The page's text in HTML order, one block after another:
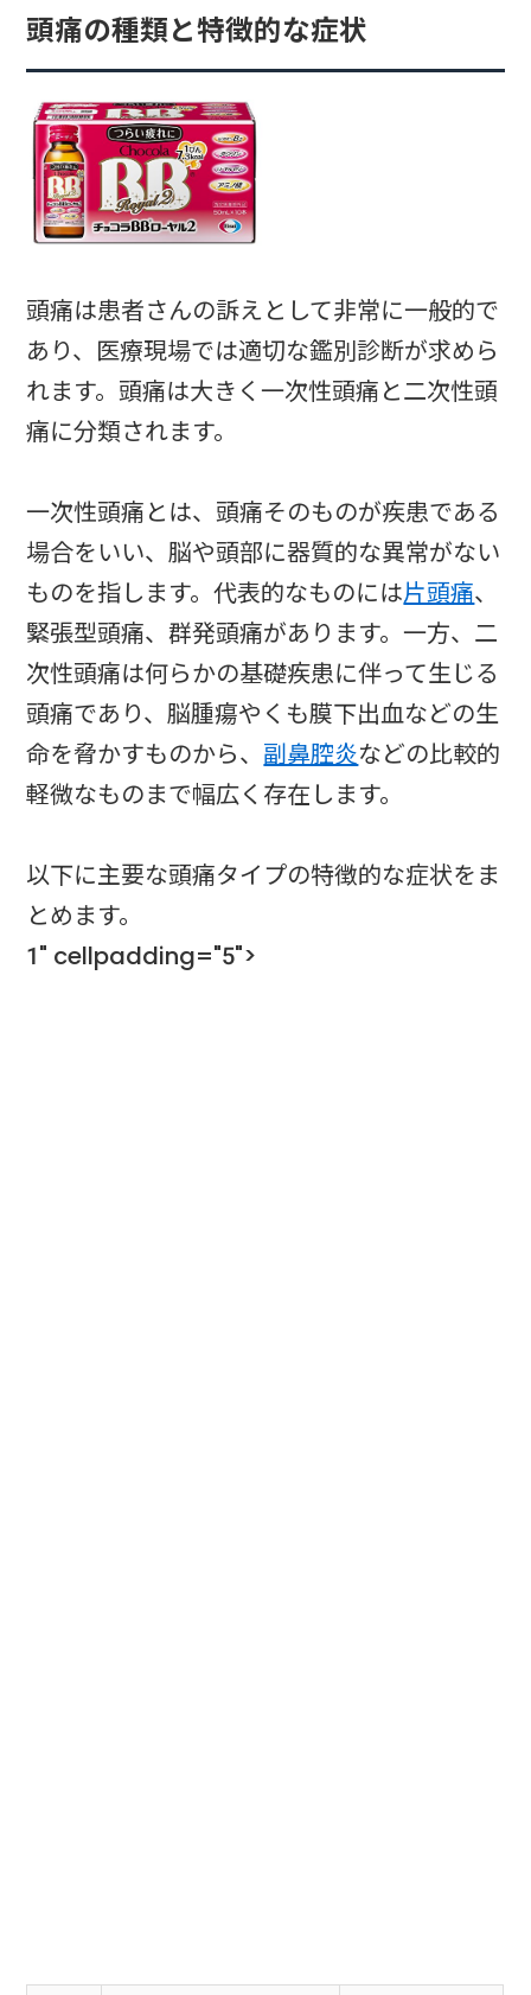
頭痛の種類と特徴的な症状
頭痛は患者さんの訴えとして非常に一般的で
あり、医療現場では適切な鑑別診断が求めら
れます。頭痛は大きく一次性頭痛と二次性頭
痛に分類されます。
一次性頭痛とは、頭痛そのものが疾患である
場合をいい、脳や頭部に器質的な異常がない
ものを指します。代表的なものには片頭痛、
緊張型頭痛、群発頭痛があります。一方、二
次性頭痛は何らかの基礎疾患に伴って生じる
頭痛であり、脳腫瘍やくも膜下出血などの生
命を脅かすものから、 副鼻腔炎などの比較的
軽微なものまで幅広く存在します。
以下に主要な頭痛タイプの特徴的な症状をま
とめます。
1" cellpadding="5">